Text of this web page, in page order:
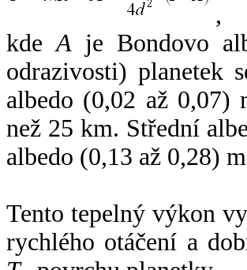
,
kdeA je Bondovo
odrazivosti) planetek
albedo (0,02 až 0,07)
než 25 km. Střední
albedo (0,13 až 0,28)
Tento tepelný výkon
rychlého otáčení a